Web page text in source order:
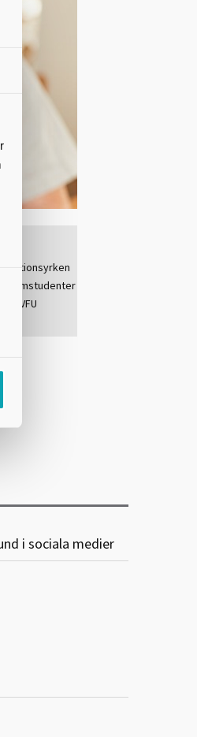
VFU
i sociala medier